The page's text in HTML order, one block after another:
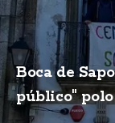
Boca de
público"